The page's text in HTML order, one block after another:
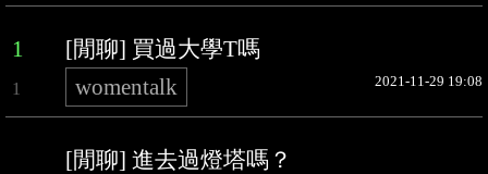
1 [閒聊] 買過大學T嗎
1 womentalk 2021-11-29 19:08
[閒聊] 進去過燈塔嗎？